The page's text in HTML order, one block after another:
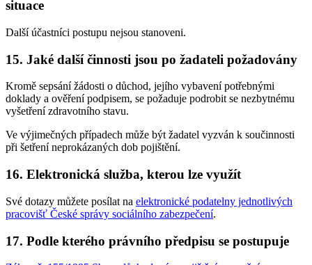
situace
Další účastníci postupu nejsou stanoveni.
15. Jaké další činnosti jsou po žadateli požadovány
Kromě sepsání žádosti o důchod, jejího vybavení potřebnými
doklady a ověření podpisem, se požaduje podrobit se nezbytnému
vyšetření zdravotního stavu.
Ve výjimečných případech může být žadatel vyzván k součinnosti
při šetření neprokázaných dob pojištění.
16. Elektronická služba, kterou lze využít
Své dotazy můžete posílat na elektronické podatelny jednotlivých
pracovišť České správy sociálního zabezpečení.
17. Podle kterého právního předpisu se postupuje